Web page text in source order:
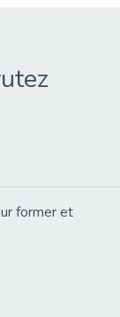
former et